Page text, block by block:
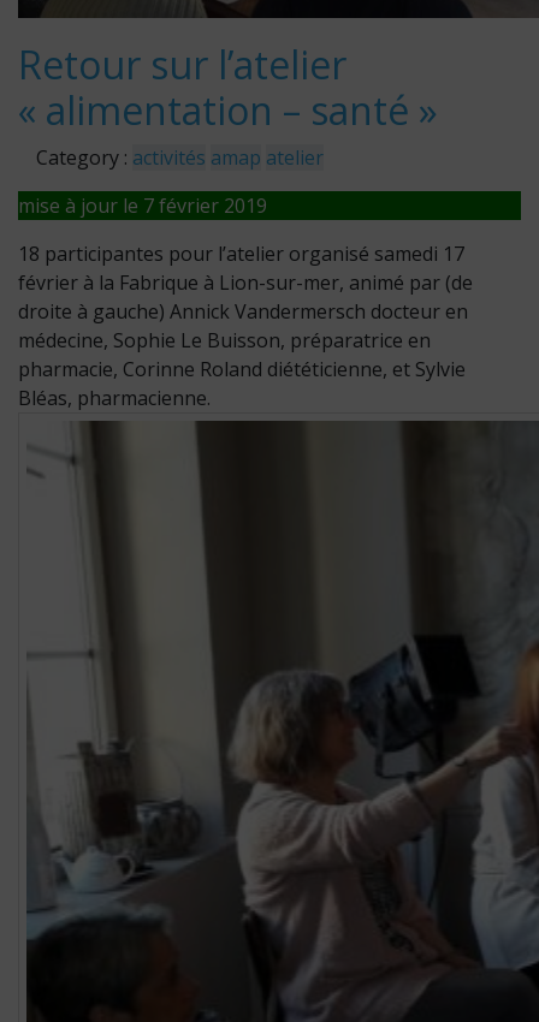
Retour sur l’atelier
« alimentation – santé »
Category : activités amap atelier
mise à jour le 7 février 2019
18 participantes pour l’atelier organisé samedi 17
février à la Fabrique à Lion-sur-mer, animé par (de
droite à gauche) Annick Vandermersch docteur en
médecine, Sophie Le Buisson, préparatrice en
pharmacie, Corinne Roland diététicienne, et Sylvie
Bléas, pharmacienne.